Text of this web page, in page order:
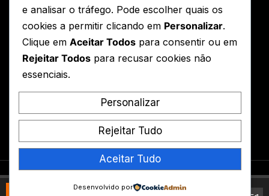
MUSIC LICENCING
Head Production
artimusic@example.com
000 1442 53 88
NEWSLETTER
By Themes Artist. Powered By
G-Eazy - Complete
e analisar o tráfego. Pode escolher quais os
cookies a permitir clicando em Personalizar.
Clique em Aceitar Todos para consentir ou em
Rejeitar Todos para recusar cookies não
essenciais.
Personalizar
Rejeitar Tudo
Aceitar Tudo
Desenvolvido por